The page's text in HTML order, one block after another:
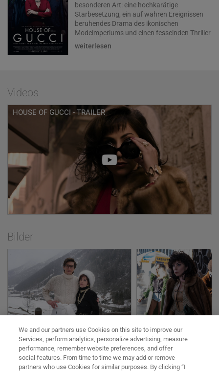
besonderen Art: eine hochkarätige
Starbesetzung, ein auf wahren Ereignissen
beruhendes Drama des ikonischen
Modeimperiums und einen fesselnden Thriller
über Familien-geheimnisse, Verrat und einen
steht die vielschichtige Patrizia Reggiani
(Lady Gaga), die Maurizio Gucci (Adam
Driver) heiratet, einen der Erben des
ikonischen Modehauses. Immer wieder
konkurriert sie mit den Schlüsselfiguren des
Familienunternehmens um Kontrolle und
Macht, unter anderem mit ihrem Ehemann,
dessen geschäftstüchtigem Onkel Aldo (Al
Pacino), seinem risikofreudigen Cousin Paolo
(Jared Leto) sowie seinem
traditionsbewussten Vater Rodolfo (Jeremy
Irons).
und u. a. bestehend aus dem zweifach
Oscar-Nominierten Adam Driver (Marriage
Story, BlacKkKlansman), Filmlegende und
Oscar-Preisträger Al Pacino (Scarface),
Oscar-Gewinner Jared Leto (Dallas Buyers
Club) und der Oscar-Nominierten Salma
Hayek (Frida).
Der preisgekrönte Meisterregisseur Ridley
Scott (Der Marsianer – Rettet Mark Watney,
Gladiator, Blade Runner, Alien) hat HOUSE OF
GUCCI so opulent wie fesselnd inszeniert und
entführt das Publikum in die gleichzeitig
weiterlesen
Videos
HOUSE OF GUCCI - TRAILER
Bilder
We and our partners use Cookies on this site to improve our
Services, perform analytics, personalize advertising, measure
performance, remember website preferences, and offer
social features. From time to time we may add or remove
partners who use Cookies for similar purposes. By clicking “I